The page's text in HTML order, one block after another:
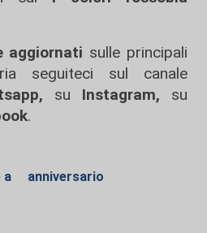
aggiornati sulle principali
seguiteci sul canale
su Instagram, su
.
a anniversario